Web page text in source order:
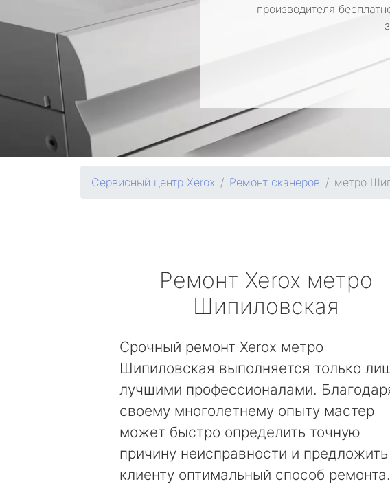
производителя
Сервисный центр Xerox Ремонт сканеров метро
Ремонт Xerox метро
Шипиловская
Срочный ремонт Xerox метро
Шипиловская выполняется только
лучшими профессионалами.
своему многолетнему опыту мастер
может быстро определить точную
причину неисправности и предложить
клиенту оптимальный способ ремонта.